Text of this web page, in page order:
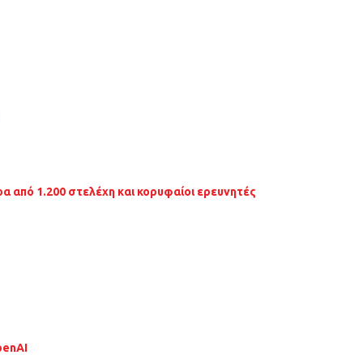
1.200 στελέχη και κορυφαίοι ερευνητές